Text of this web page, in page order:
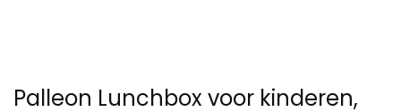
Palleon Lunchbox voor kinderen,